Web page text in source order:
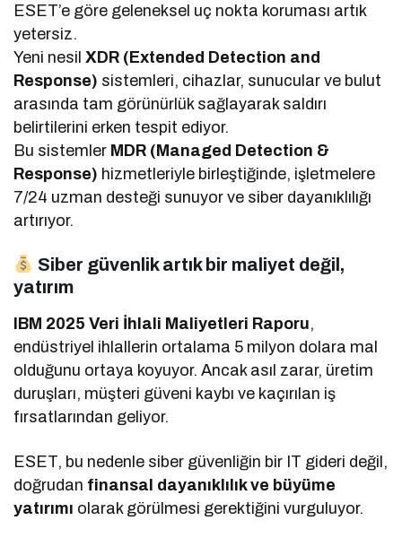
ESET’e göre geleneksel uç nokta koruması artık
yetersiz.
Yeni nesilXDR (Extended Detection and
Response) sistemleri, cihazlar, sunucular ve bulut
arasında tam görünürlük sağlayarak saldırı
belirtilerini erken tespit ediyor.
Bu sistemler MDR (Managed Detection &
Response) hizmetleriyle birleştiğinde, işletmelere
7/24 uzman desteği sunuyor ve siber dayanıklılığı
artırıyor.
Siber güvenlik artık bir maliyet değil,
yatırım
IBM 2025 Veri İhlali Maliyetleri Raporu,
endüstriyel ihlallerin ortalama 5 milyon dolara mal
olduğunu ortaya koyuyor. Ancak asıl zarar, üretim
duruşları, müşteri güveni kaybı ve kaçırılan iş
fırsatlarından geliyor.
ESET, bu nedenle siber güvenliğin bir IT gideri değil,
doğrudan finansal dayanıklılık ve büyüme
yatırımı olarak görülmesi gerektiğini vurguluyor.